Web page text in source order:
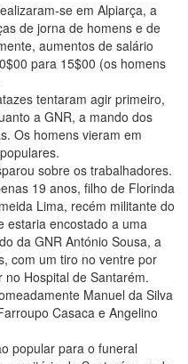
se em Alpiarça, a
de jorna de homens e de
aumentos de salário
para 15$00 (os homens
tentaram agir primeiro,
a GNR, a mando dos
Os homens vieram em
sobre os trabalhadores.
19 anos, filho de Florinda
Lima, recém militante do
estaria encostado a uma
da GNR António Sousa, a
com um tiro no ventre por
Hospital de Santarém.
Manuel da Silva
Casaca e Angelino
popular para o funeral